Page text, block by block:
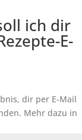
ich dir
E-
dir per E-Mail
Mehr dazu in